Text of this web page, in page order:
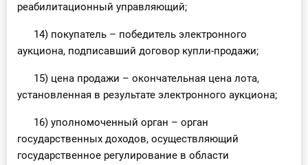
реабилитационный управляющий;
14) покупатель – победитель электронного
аукциона, подписавший договор купли-продажи;
15) цена продажи – окончательная цена лота,
установленная в результате электронного аукциона;
16) уполномоченный орган – орган
государственных доходов, осуществляющий
государственное регулирование в области